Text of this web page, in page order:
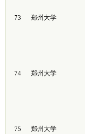
73 郑州大学
74 郑州大学
75 郑州大学